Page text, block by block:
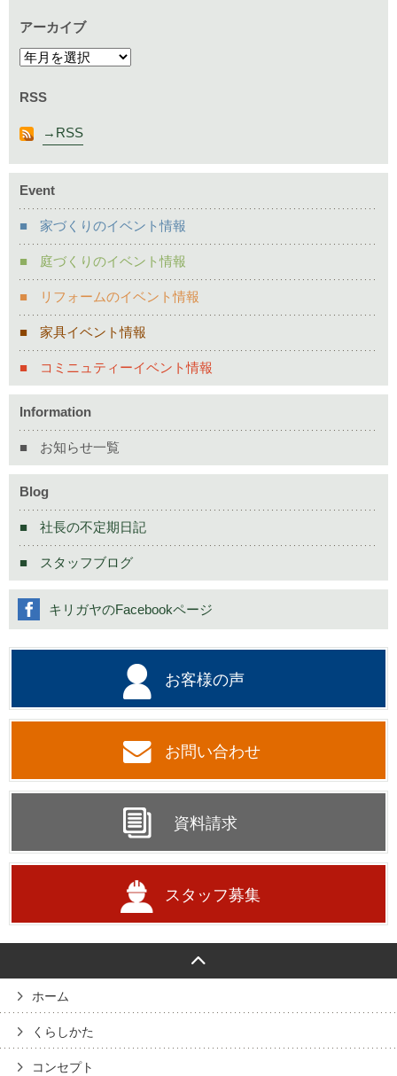
アーカイブ
RSS
RSS
Event
家づくりのイベント情報
庭づくりのイベント情報
リフォームのイベント情報
家具イベント情報
コミニュティーイベント情報
Information
お知らせ一覧
Blog
社長の不定期日記
スタッフブログ
お客様の声
お問い合わせ
資料請求
スタッフ募集
キリガヤのFacebookページ
ホーム
くらしかた
コンセプト